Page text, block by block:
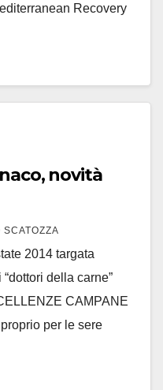
Recovery
novità
SCATOZZA
2014 targata
della carne”
CAMPANE
per le sere